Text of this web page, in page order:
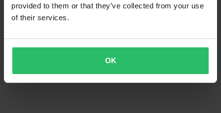
provided to them or that they’ve collected from your use
of their services.
OK